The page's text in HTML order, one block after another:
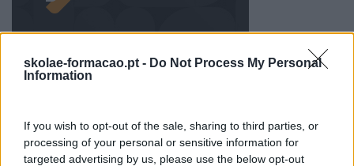
skolae-formacao.pt - Do Not Process My Personal
Information
If you wish to opt-out of the sale, sharing to third parties, or
processing of your personal or sensitive information for
targeted advertising by us, please use the below opt-out
Artigo De Opinião